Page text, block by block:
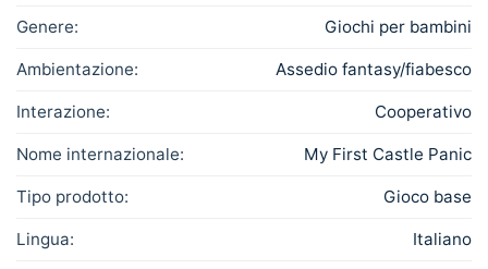
Genere: Giochi per bambini
Ambientazione: Assedio fantasy/fiabesco
Interazione: Cooperativo
Nome internazionale: My First Castle Panic
Tipo prodotto: Gioco base
Lingua: Italiano